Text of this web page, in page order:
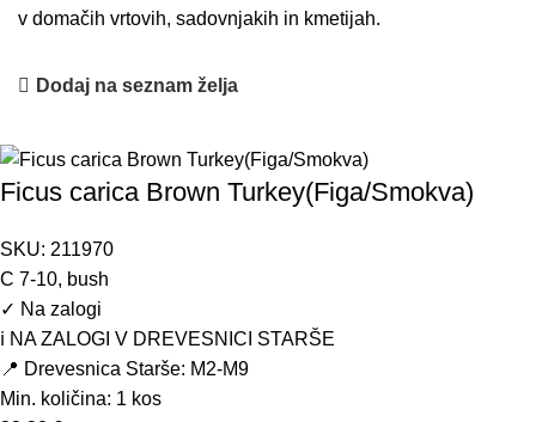
v domačih vrtovih, sadovnjakih in kmetijah.
Dodaj na seznam želja
Ficus carica Brown Turkey(Figa/Smokva)
SKU: 211970
C 7-10, bush
✓ Na zalogi
ℹ️ NA ZALOGI V DREVESNICI STARŠE
📍 Drevesnica Starše: M2-M9
Min. količina: 1 kos